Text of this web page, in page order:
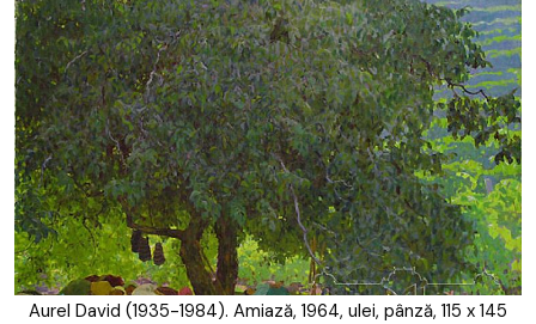
Aurel David (1935-1984). Amiază, 1964, ulei, pânză, 115 x 145